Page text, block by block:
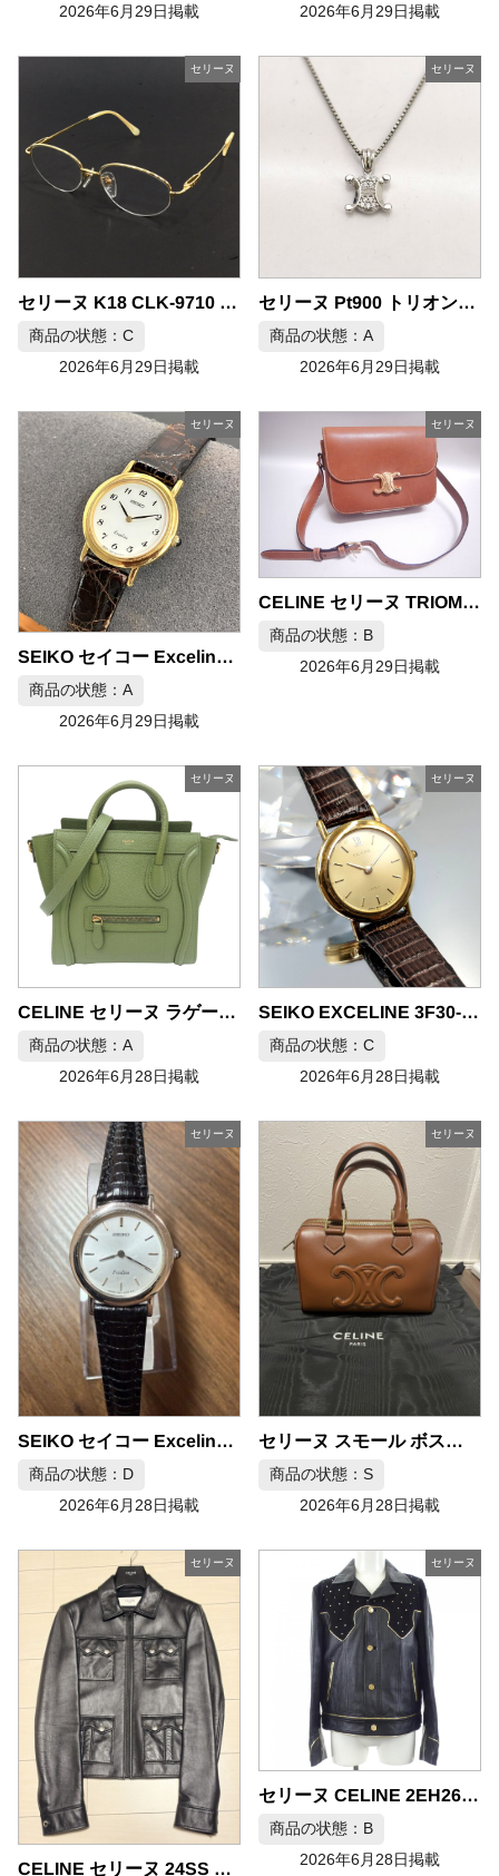
2026年6月29日掲載
2026年6月29日掲載
セリーヌ
セリーヌ K18 CLK-9710 度入り眼鏡 メガネ
商品の状態：C
2026年6月29日掲載
セリーヌ
セリーヌ Pt900 トリオンフ ダイヤ ネックレス
商品の状態：A
2026年6月29日掲載
セリーヌ
SEIKO セイコー Exceline エクセリーヌ 7320-0450 18KT 腕時計
商品の状態：A
2026年6月29日掲載
セリーヌ
CELINE セリーヌ TRIOMPHE トリオンフ ショルダーバッグ
商品の状態：B
2026年6月29日掲載
セリーヌ
CELINE セリーヌ ラゲージ ナノ ハンドバッグ レザー
商品の状態：A
2026年6月28日掲載
セリーヌ
SEIKO EXCELINE 3F30-0A30 18KT レディース クォーツ腕時計
商品の状態：C
2026年6月28日掲載
セリーヌ
SEIKO セイコー Exceline エクセリーヌ 腕時計 18KT 7320-0450
商品の状態：D
2026年6月28日掲載
セリーヌ
セリーヌ スモール ボストン トリオンフ ハンドバッグ
商品の状態：S
2026年6月28日掲載
セリーヌ
CELINE セリーヌ 24SS 4ポケット シングル レザージャケット 44
セリーヌ
セリーヌ CELINE 2EH26280D レザージャケット
商品の状態：B
2026年6月28日掲載